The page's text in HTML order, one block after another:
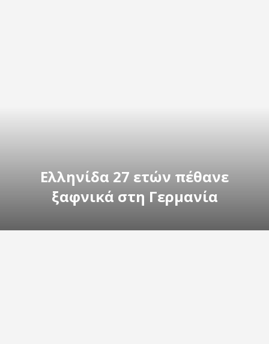
Ελληνίδα 27 ετών πέθανε
ξαφνικά στη Γερμανία